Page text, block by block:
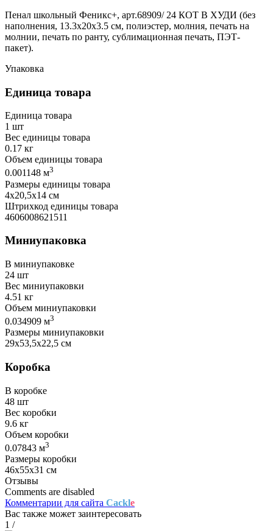
Пенал школьный Феникс+, арт.68909/ 24 КОТ В ХУДИ (без
наполнения, 13.3x20x3.5 см, полиэстер, молния, печать на
молнии, печать по ранту, сублимационная печать, ПЭТ-
пакет).
Упаковка
Единица товара
Единица товара
1 шт
Вес единицы товара
0.17 кг
Объем единицы товара
0.001148 м3
Размеры единицы товара
4х20,5х14 см
Штрихкод единицы товара
4606008621511
Миниупаковка
В миниупаковке
24 шт
Вес миниупаковки
4.51 кг
Объем миниупаковки
0.034909 м3
Размеры миниупаковки
29х53,5х22,5 см
Коробка
В коробке
48 шт
Вес коробки
9.6 кг
Объем коробки
0.07843 м3
Размеры коробки
46х55х31 см
Отзывы
Comments are disabled
Комментарии для сайта Cackle
Вас также может заинтересовать
1 /